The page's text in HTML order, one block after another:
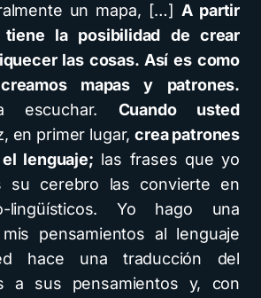
un mapa, […] A partir
la posibilidad de crear
las cosas. Así es como
mapas y patrones.
escuchar. Cuando usted
en primer lugar,crea patrones
lenguaje; las frases que yo
su cerebro las convierte en
lingüísticos. Yo hago una
pensamientos al lenguaje
hace una traducción del
a sus pensamientos y, con